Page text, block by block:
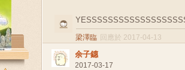
梁澤臨 回應於 2017-04-13
余子鏸
2017-03-17